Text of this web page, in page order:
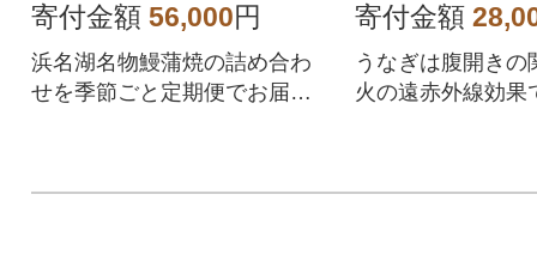
寄付金額 56,000円
浜名湖名物鰻蒲焼の詰め合わ
せを季節ごと定期便でお届け
寄付金額
うなぎは腹開きの
火の遠赤外線効果